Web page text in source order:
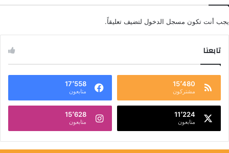
يجب أنت تكون مسجل الدخول لتضيف تعليقاً.
تابعنا
15٬480
مشتركون
17٬558
متابعون
11٬224
متابعون
15٬628
متابعون